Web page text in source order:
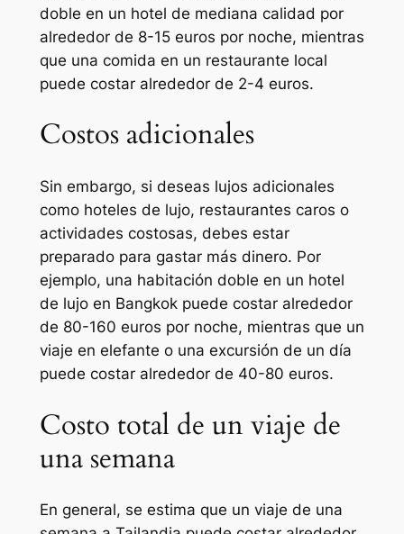
doble en un hotel de mediana calidad por
alrededor de 8-15 euros por noche, mientras
que una comida en un restaurante local
puede costar alrededor de 2-4 euros.
Costos adicionales
Sin embargo, si deseas lujos adicionales
como hoteles de lujo, restaurantes caros o
actividades costosas, debes estar
preparado para gastar más dinero. Por
ejemplo, una habitación doble en un hotel
de lujo en Bangkok puede costar alrededor
de 80-160 euros por noche, mientras que un
viaje en elefante o una excursión de un día
puede costar alrededor de 40-80 euros.
Costo total de un viaje de
una semana
En general, se estima que un viaje de una